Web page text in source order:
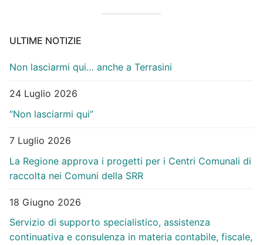
ULTIME NOTIZIE
Non lasciarmi qui… anche a Terrasini
24 Luglio 2026
“Non lasciarmi qui”
7 Luglio 2026
La Regione approva i progetti per i Centri Comunali di
raccolta nei Comuni della SRR
18 Giugno 2026
Servizio di supporto specialistico, assistenza
continuativa e consulenza in materia contabile, fiscale,